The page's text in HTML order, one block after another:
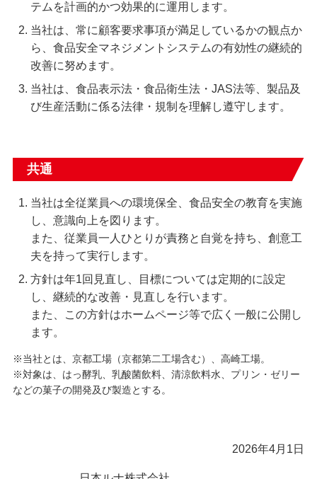
テムを計画的かつ効果的に運用します。
当社は、常に顧客要求事項が満足しているかの観点か
ら、食品安全マネジメントシステムの有効性の継続的
改善に努めます。
当社は、食品表示法・食品衛生法・JAS法等、製品及
び生産活動に係る法律・規制を理解し遵守します。
共通
当社は全従業員への環境保全、食品安全の教育を実施
し、意識向上を図ります。
また、従業員一人ひとりが責務と自覚を持ち、創意工
夫を持って実行します。
方針は年1回見直し、目標については定期的に設定
し、継続的な改善・見直しを行います。
また、この方針はホームページ等で広く一般に公開し
ます。
※当社とは、京都工場（京都第二工場含む）、高崎工場。
※対象は、はっ酵乳、乳酸菌飲料、清涼飲料水、プリン・ゼリー
などの菓子の開発及び製造とする。
2026年4月1日